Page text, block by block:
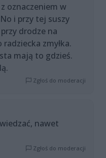
oznaczeniem w
i przy tej suszy
drodze na
zmyłka.
mają to gdzieś.
Zgłoś do moderacji
nawet
Zgłoś do moderacji